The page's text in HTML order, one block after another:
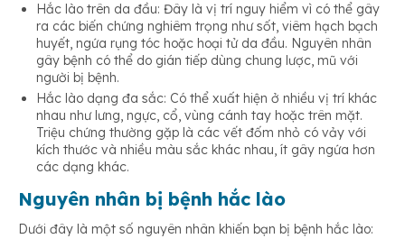
Hắc lào trên da đầu: Đây là vị trí nguy hiểm vì có thể gây
ra các biến chứng nghiêm trọng như sốt, viêm hạch bạch
huyết, ngứa rụng tóc hoặc hoại tử da đầu. Nguyên nhân
gây bệnh có thể do gián tiếp dùng chung lược, mũ với
người bị bệnh.
Hắc lào dạng đa sắc: Có thể xuất hiện ở nhiều vị trí khác
nhau như lưng, ngực, cổ, vùng cánh tay hoặc trên mặt.
Triệu chứng thường gặp là các vết đốm nhỏ có vảy với
kích thước và nhiều màu sắc khác nhau, ít gây ngứa hơn
các dạng khác.
Nguyên nhân bị bệnh hắc lào
Dưới đây là một số nguyên nhân khiến bạn bị bệnh hắc lào: